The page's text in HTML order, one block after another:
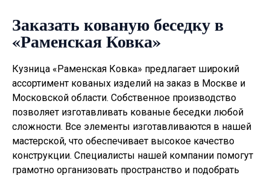
Заказать кованую беседку в
«Раменская Ковка»
Кузница «Раменская Ковка» предлагает широкий
ассортимент кованых изделий на заказ в Москве и
Московской области. Собственное производство
позволяет изготавливать кованые беседки любой
сложности. Все элементы изготавливаются в нашей
мастерской, что обеспечивает высокое качество
конструкции. Специалисты нашей компании помогут
грамотно организовать пространство и подобрать